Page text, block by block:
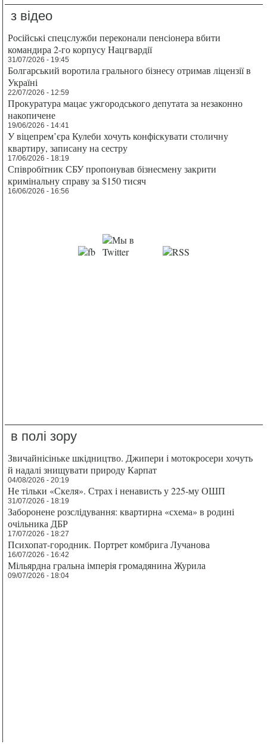
з відео
Російські спецслужби переконали пенсіонера вбити
командира 2-го корпусу Нацгвардії
31/07/2026 - 19:45
Болгарський воротила грального бізнесу отримав ліцензії в
Україні
22/07/2026 - 12:59
Прокуратура мацає ужгородського депутата за незаконно
накопичене
19/06/2026 - 14:41
У віцепрем’єра Кулеби хочуть конфіскувати столичну
квартиру, записану на сестру
17/06/2026 - 18:19
Співробітник СБУ пропонував бізнесмену закрити
кримінальну справу за $150 тисяч
16/06/2026 - 16:56
в полі зору
Звичайнісіньке шкідництво. Джипери і мотокросери хочуть
й надалі знищувати природу Карпат
04/08/2026 - 20:19
Не тільки «Скеля». Страх і ненависть у 225-му ОШП
31/07/2026 - 18:19
Заборонене розслідування: квартирна «схема» в родині
очільника ДБР
17/07/2026 - 18:27
Психопат-городник. Портрет комбрига Лучанова
16/07/2026 - 16:42
Мільярдна гральна імперія громадянина Журила
09/07/2026 - 18:04